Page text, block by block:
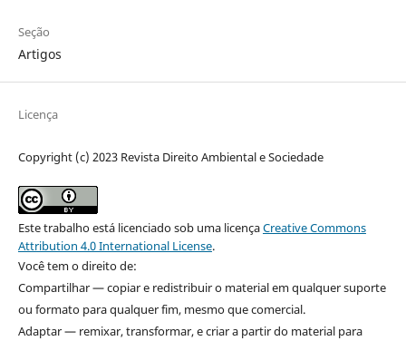
Seção
Artigos
Licença
Copyright (c) 2023 Revista Direito Ambiental e Sociedade
Este trabalho está licenciado sob uma licençaCreative Commons
Attribution 4.0 International License.
Você tem o direito de:
Compartilhar — copiar e redistribuir o material em qualquer suporte
ou formato para qualquer fim, mesmo que comercial.
Adaptar — remixar, transformar, e criar a partir do material para